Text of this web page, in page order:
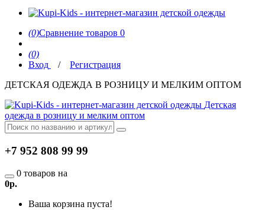
(0)Сравнение товаров 0
(0)
Вход
/
Регистрация
ДЕТСКАЯ ОДЕЖДА В РОЗНИЦУ И МЕЛКИМ ОПТОМ
Детская
одежда в розницу и мелким оптом
+7 952 808 99 99
0 товаров на
0р.
Ваша корзина пуста!